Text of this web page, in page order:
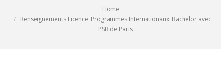
Home
Renseignements Licence_Programmes Internationaux_Bachelor avec
PSB de Paris